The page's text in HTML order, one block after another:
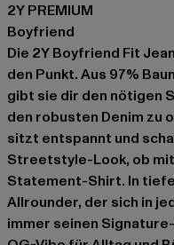
2Y PREMIUM
Boyfriend
Die 2Y Boyfriend Fit
den Punkt. Aus 97%
gibt sie dir den nötigen
den robusten Denim zu
sitzt entspannt und
Streetstyle-Look, ob
Statement-Shirt. In
Allrounder, der sich in
immer seinen